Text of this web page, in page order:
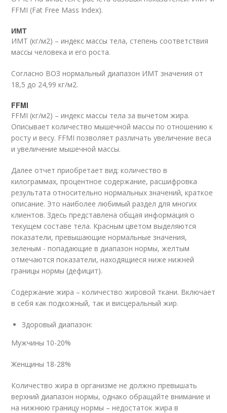
FFMI (Fat Free Mass Index).
ИМТ
ИМТ (кг/м2) – индекс массы тела, степень соответствия
массы человека и его роста.
Согласно ВОЗ нормальный диапазон ИМТ значения от
18,5 до 24,99 кг/м2.
FFMI
FFMI (кг/м2) – индекс массы тела за вычетом жира.
Описывает количество мышечной массы по отношению к
росту и весу. FFMI позволяет различать увеличение веса
и увеличение мышечной массы.
Далее отчет приобретает вид: количество в
килограммах, процентное содержание, расшифровка
результата относительно нормальных значений, краткое
описание. Это наиболее любимый раздел для многих
клиентов. Здесь представлена общая информация о
текущем составе тела. Красным цветом выделяются
показатели, превышающие нормальные значения,
зеленым - попадающие в диапазон нормы, желтым
отмечаются показатели, находящиеся ниже нижней
границы нормы (дефицит).
Содержание жира – количество жировой ткани. Включает
в себя как подкожный, так и висцеральный жир.
Здоровый диапазон:
Мужчины 10-20%
Женщины 18-28%
Количество жира в организме не должно превышать
верхний диапазон нормы, однако обращайте внимание и
на нижнюю границу нормы – недостаток жира в